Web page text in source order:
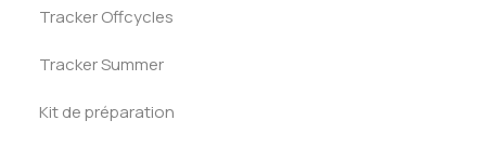
Tracker Offcycles
Tracker Summer
Kit de préparation